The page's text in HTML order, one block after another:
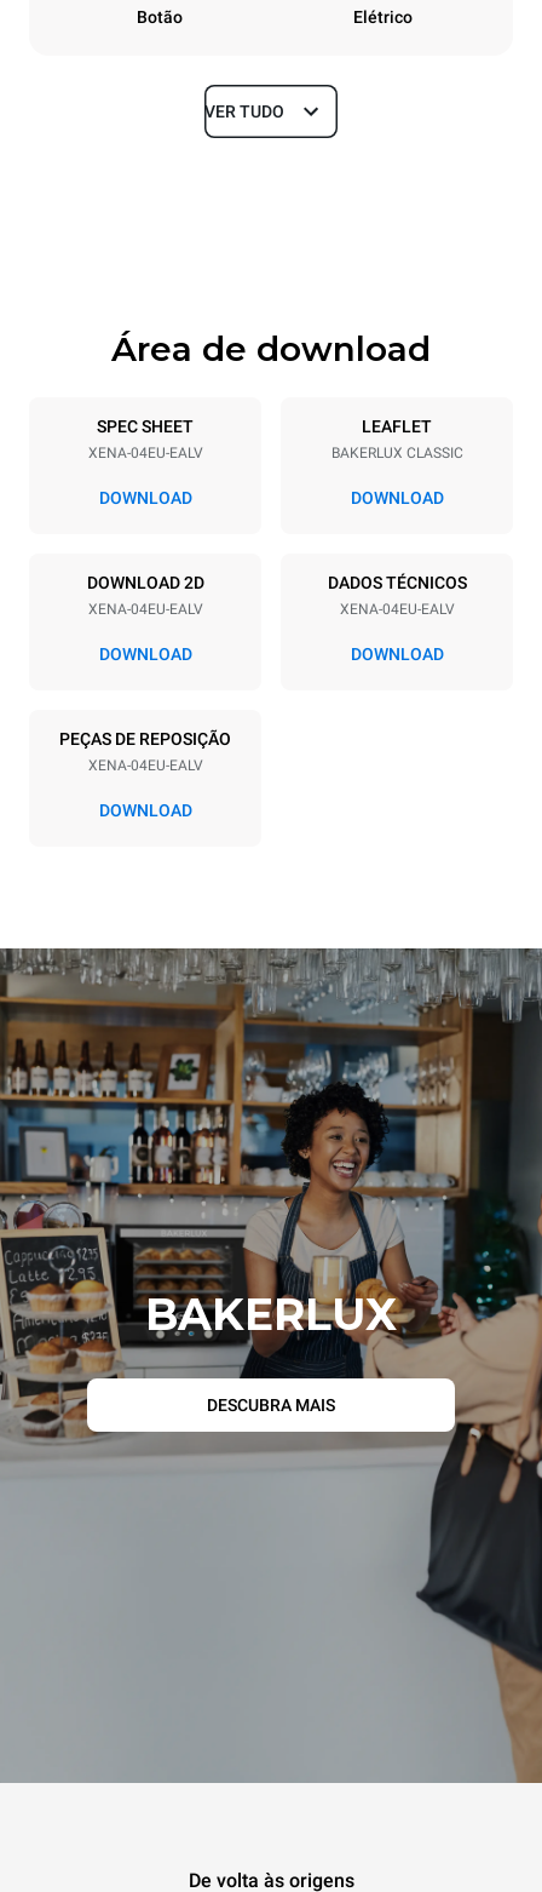
Botão Elétrico
Dimensões
Especificações da bandeja
4 600x400
Distância entre as bandejas
Voltagem
380-415V 3N~ / 220-240V
3~ / 220-240V 1~
Potência elétrica
6.3 kW / 6.3 kW / 6.3 kW
50 / 60 Hz
VER TUDO
Área de download
SPEC SHEET
XENA-04EU-EALV
DOWNLOAD
LEAFLET
BAKERLUX CLASSIC
DOWNLOAD
DOWNLOAD 2D
XENA-04EU-EALV
DOWNLOAD
DADOS TÉCNICOS
XENA-04EU-EALV
DOWNLOAD
PEÇAS DE REPOSIÇÃO
XENA-04EU-EALV
DOWNLOAD
BAKERLUX
DESCUBRA MAIS
De volta às origens